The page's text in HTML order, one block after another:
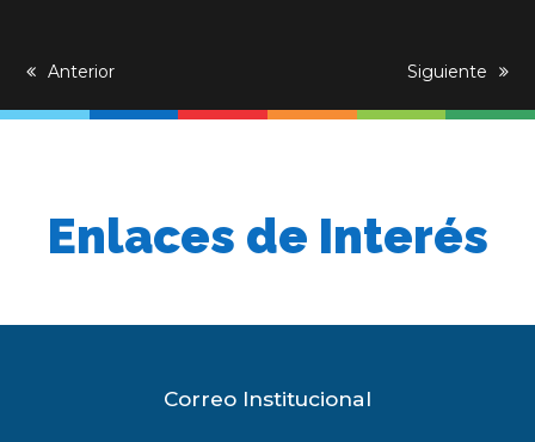
previous
Anterior
next
Siguiente
Enlaces de Interés
Correo Institucional